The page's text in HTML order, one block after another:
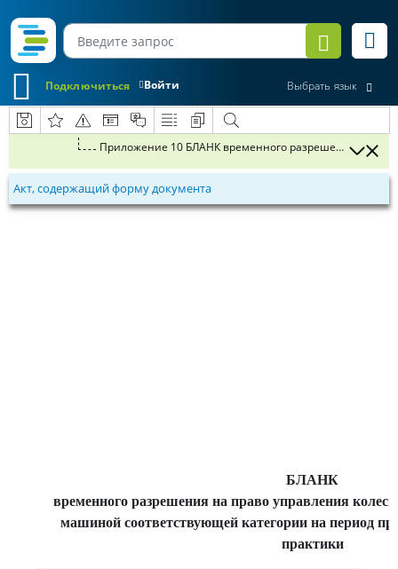
Войти
Подключиться Выбрать язык
Приложение 10 БЛАНК временного
Акт, содержащий форму документа
БЛАНК
временного разрешения на право управления
машиной соответствующей категории на период
практики